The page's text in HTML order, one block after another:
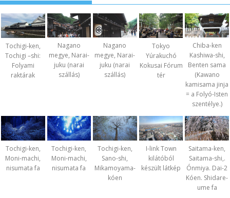
Tochigi-ken,
Tochigi –shi:
Folyami
raktárak
Nagano
megye, Narai-
juku (narai
szállás)
Nagano
megye, Narai-
juku (narai
szállás)
Tokyo
Yúrakuchó
Kokusai Fórum
tér
Chiba-ken
Kashiwa-shi,
Benten sama
(Kawano
kamisama jinja
= a Folyó-Isten
szentélye.)
Tochigi-ken,
Moni-machi,
nisumata fa
Tochigi-ken,
Moni-machi,
nisumata fa
Tochigi-ken,
Sano-shi,
Mikamoyama-
kóen
I-link Town
kilátóból
készült látkép
Saitama-ken,
Saitama-shi,.
Ónmiya. Dai-2
Kóen. Shidare-
ume fa